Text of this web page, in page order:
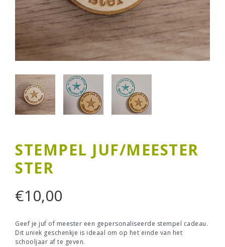
STEMPEL JUF/MEESTER
STER
€10,00
Geef je juf of meester een gepersonaliseerde stempel cadeau.
Dit uniek geschenkje is ideaal om op het einde van het
schooljaar af te geven.